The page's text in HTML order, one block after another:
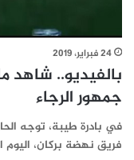
24 فبراير، 2019
بالفيديو.. شاهد
جمهور الرجاء
في بادرة طيبة، توجه
فريق نهضة بركان، اليوم